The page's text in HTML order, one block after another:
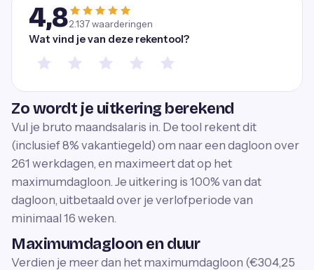
4,82.137waarderingen
Wat vind je van deze rekentool?
Zo wordt je uitkering berekend
Vul je bruto maandsalaris in. De tool rekent dit
(inclusief 8% vakantiegeld) om naar een dagloon over
261 werkdagen, en maximeert dat op het
maximumdagloon. Je uitkering is 100% van dat
dagloon, uitbetaald over je verlofperiode van
minimaal 16 weken.
Maximumdagloon en duur
Verdien je meer dan het maximumdagloon (€304,25